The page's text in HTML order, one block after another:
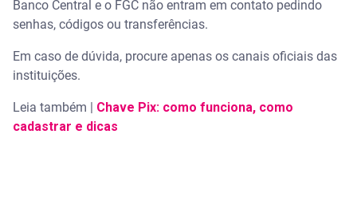
Banco Central e o FGC não entram em contato pedindo
senhas, códigos ou transferências.
Em caso de dúvida, procure apenas os canais oficiais das
instituições.
Leia também | Chave Pix: como funciona, como
cadastrar e dicas